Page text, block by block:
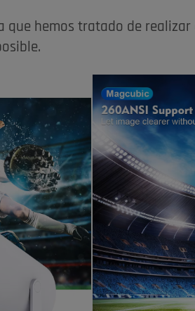
que hemos tratado de